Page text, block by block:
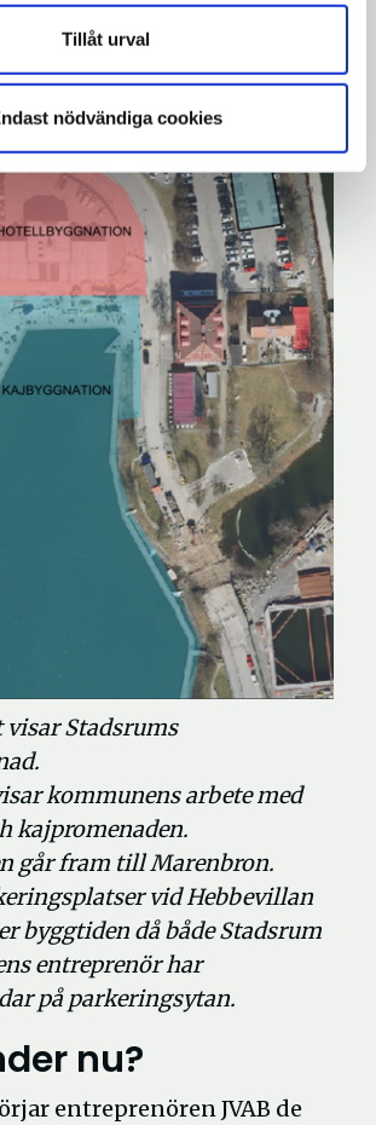
Tillåt urval
nödvändiga cookies
Stadsrums
kommunens arbete med
kajpromenaden.
går fram till Marenbron.
vid Hebbevillan
byggtiden då både Stadsrum
entreprenör har
på parkeringsytan.
nu?
entreprenören JVAB de